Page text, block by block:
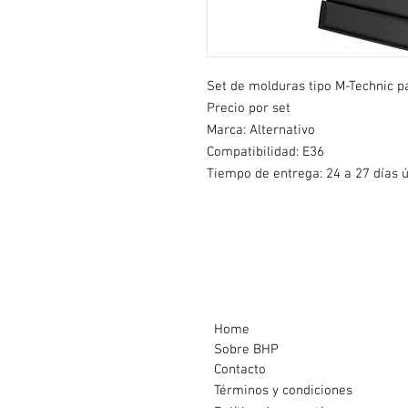
Set de molduras tipo M-Technic
Precio por set
Marca: Alternativo
Compatibilidad: E36
Tiempo de entrega: 24 a 27 días
Home
Sobre BHP
Contacto
Términos y condiciones